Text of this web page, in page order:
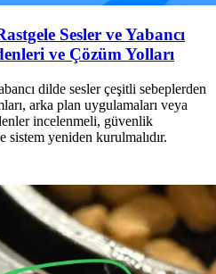
Sesler ve Yabancı
ve Çözüm Yolları
dilde sesler çeşitli sebeplerden
arka plan uygulamaları veya
incelenmeli, güvenlik
sistem yeniden kurulmalıdır.